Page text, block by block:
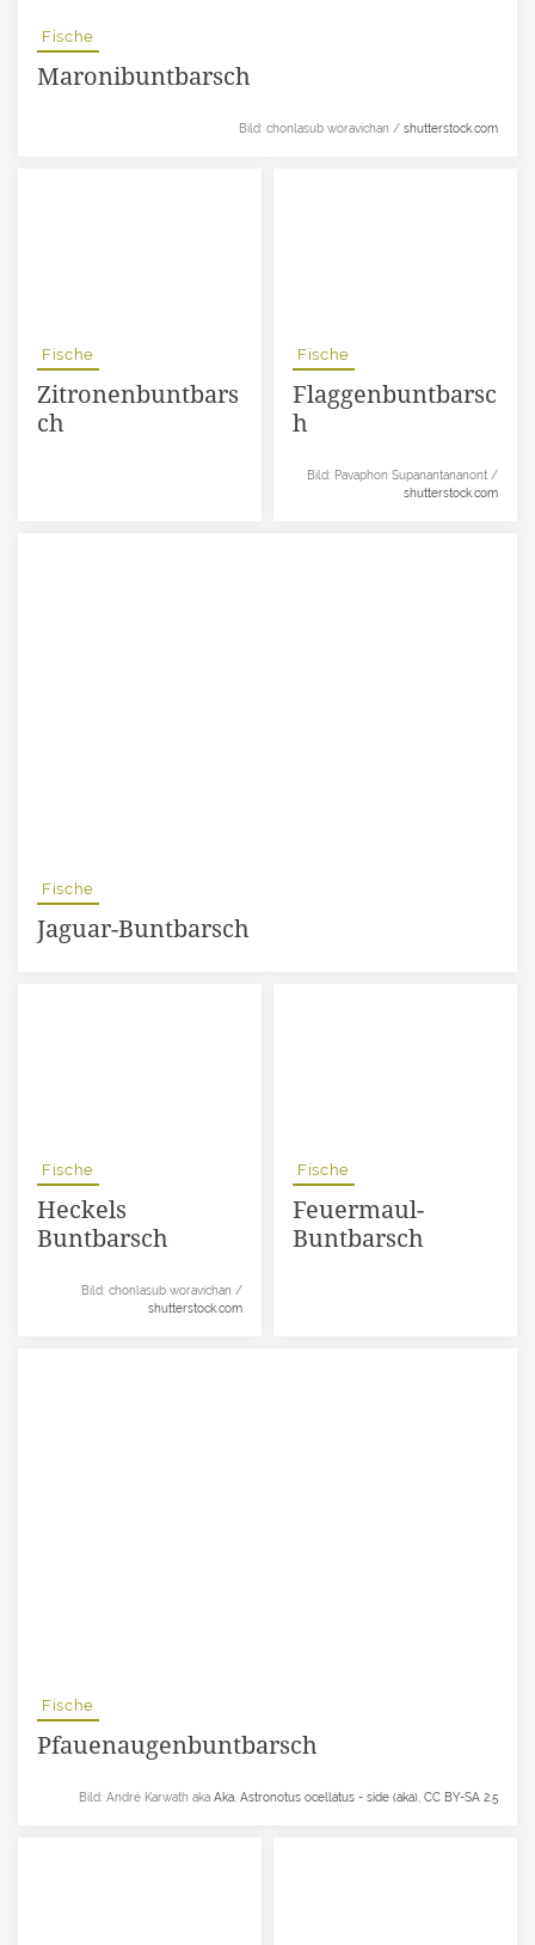
Fische
Maronibuntbarsch
Bild: chonlasub woravichan / shutterstock.com
Fische
Zitronenbuntbars
ch
Fische
Flaggenbuntbarsc
h
Bild: Pavaphon Supanantananont /
shutterstock.com
Fische
Jaguar-Buntbarsch
Fische
Heckels
Buntbarsch
Bild: chonlasub woravichan /
shutterstock.com
Fische
Feuermaul-
Buntbarsch
Fische
Pfauenaugenbuntbarsch
Bild: André Karwath aka Aka Astronotus ocellatus - side (aka) CC BY-SA 2.5